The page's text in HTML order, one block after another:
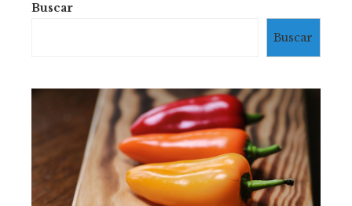
Buscar
Buscar